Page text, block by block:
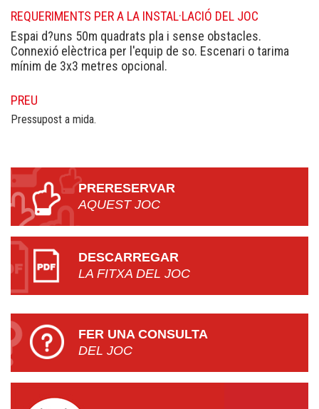
REQUERIMENTS PER A LA INSTAL·LACIÓ DEL JOC
Espai d?uns 50m quadrats pla i sense obstacles.
Connexió elèctrica per l'equip de so. Escenari o tarima
mínim de 3x3 metres opcional.
PREU
Pressupost a mida.
PRERESERVAR
AQUEST JOC
DESCARREGAR
LA FITXA DEL JOC
FER UNA CONSULTA
DEL JOC